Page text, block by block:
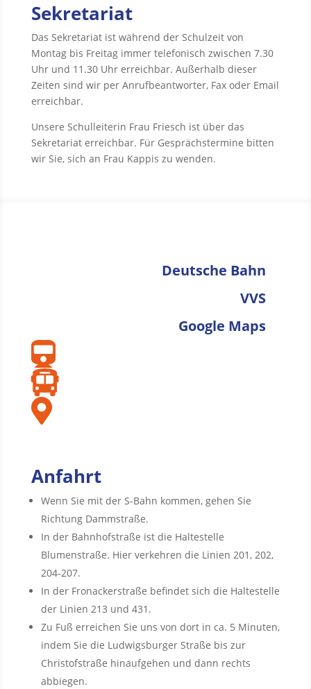
Sekretariat
Das Sekretariat ist während der Schulzeit von
Montag bis Freitag immer telefonisch zwischen 7.30
Uhr und 11.30 Uhr erreichbar. Außerhalb dieser
Zeiten sind wir per Anrufbeantworter, Fax oder Email
erreichbar.
Unsere Schulleiterin Frau Friesch ist über das
Sekretariat erreichbar. Für Gesprächstermine bitten
wir Sie, sich an Frau Kappis zu wenden.
Deutsche Bahn
VVS
Google Maps



Anfahrt
Wenn Sie mit der S-Bahn kommen, gehen Sie
Richtung Dammstraße.
In der Bahnhofstraße ist die Haltestelle
Blumenstraße. Hier verkehren die Linien 201, 202,
204-207.
In der Fronackerstraße befindet sich die Haltestelle
der Linien 213 und 431.
Zu Fuß erreichen Sie uns von dort in ca. 5 Minuten,
indem Sie die Ludwigsburger Straße bis zur
Christofstraße hinaufgehen und dann rechts
abbiegen.